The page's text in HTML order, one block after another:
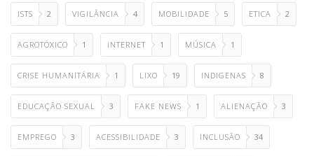
ISTS 2 VIGILÂNCIA 4 MOBILIDADE 5 ETICA 2
AGROTÓXICO 1 INTERNET 1 MÚSICA 1
CRISE HUMANITÁRIA 1 LIXO 19 INDIGENAS 8
EDUCAÇÃO SEXUAL 3 FAKE NEWS 1 ALIENAÇÃO 3
EMPREGO 3 ACESSIBILIDADE 3 INCLUSÃO 34